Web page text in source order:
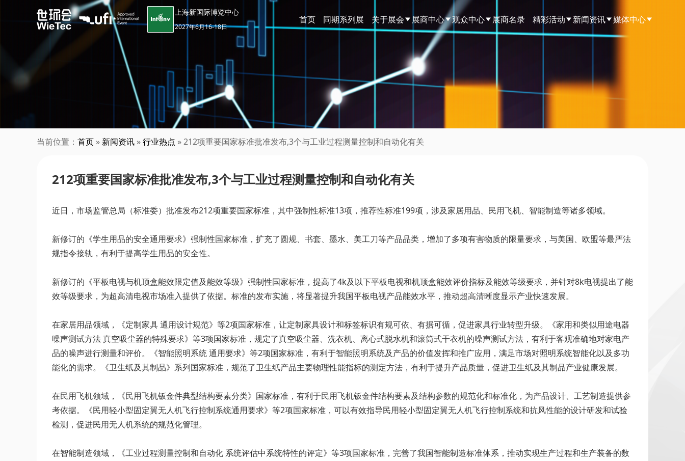
上海新国际博览中心
2027年6月16-18日
首页 同期系列展 关于展会 展商中心 观众中心 展商名录 精彩活动 新闻资讯 媒体中心
当前位置： 首页 » 新闻资讯 »行业热点 » 212项重要国家标准批准发布,3个与工业过程测量控制和自动化有关
212项重要国家标准批准发布,3个与工业过程测量控制和自动化有关
近日，市场监管总局（标准委）批准发布212项重要国家标准，其中强制性标准13项，推荐性标准199项，涉及家居用品、民用飞机、智能制造等诸多领域。
新修订的《学生用品的安全通用要求》强制性国家标准，扩充了圆规、书套、墨水、美工刀等产品品类，增加了多项有害物质的限量要求，与美国、欧盟等最严法
规指令接轨，有利于提高学生用品的安全性。
新修订的《平板电视与机顶盒能效限定值及能效等级》强制性国家标准，提高了4k及以下平板电视和机顶盒能效评价指标及能效等级要求，并针对8k电视提出了能
效等级要求，为超高清电视市场准入提供了依据。标准的发布实施，将显著提升我国平板电视产品能效水平，推动超高清晰度显示产业快速发展。
在家居用品领域，《定制家具 通用设计规范》等2项国家标准，让定制家具设计和标签标识有规可依、有据可循，促进家具行业转型升级。《家用和类似用途电器
噪声测试方法 真空吸尘器的特殊要求》等3项国家标准，规定了真空吸尘器、洗衣机、离心式脱水机和滚筒式干衣机的噪声测试方法，有利于客观准确地对家电产
品的噪声进行测量和评价。《智能照明系统 通用要求》等2项国家标准，有利于智能照明系统及产品的价值发挥和推广应用，满足市场对照明系统智能化以及多功
能化的需求。《卫生纸及其制品》系列国家标准，规范了卫生纸产品主要物理性能指标的测定方法，有利于提升产品质量，促进卫生纸及其制品产业健康发展。
在民用飞机领域，《民用飞机钣金件典型结构要素分类》国家标准，有利于民用飞机钣金件结构要素及结构参数的规范化和标准化，为产品设计、工艺制造提供参
考依据。《民用轻小型固定翼无人机飞行控制系统通用要求》等2项国家标准，可以有效指导民用轻小型固定翼无人机飞行控制系统和抗风性能的设计研发和试验
检测，促进民用无人机系统的规范化管理。
在智能制造领域，《工业过程测量控制和自动化 系统评估中系统特性的评定》等3项国家标准，完善了我国智能制造标准体系，推动实现生产过程和生产装备的数